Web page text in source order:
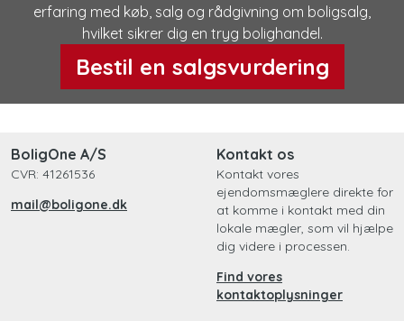
erfaring med køb, salg og rådgivning om boligsalg,
hvilket sikrer dig en tryg bolighandel.
Bestil en salgsvurdering
BoligOne A/S
CVR: 41261536
mail@boligone.dk
Kontakt os
Kontakt vores
ejendomsmæglere direkte for
at komme i kontakt med din
lokale mægler, som vil hjælpe
dig videre i processen.
Find vores
kontaktoplysninger